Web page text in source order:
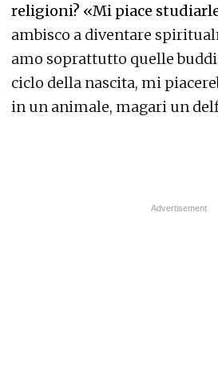
religioni? «Mi piace
ambisco a diventare
amo soprattutto quelle
ciclo della nascita, mi
in un animale, magari un